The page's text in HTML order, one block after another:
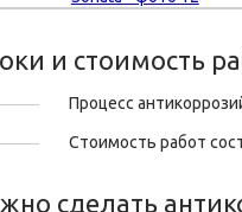
и стоимость
Процесс
Стоимость работ
сделать